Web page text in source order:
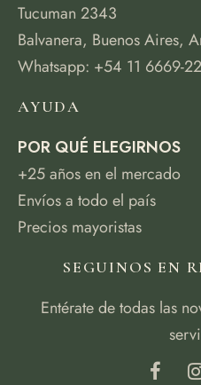
Tucuman 2343
Balvanera, Buenos Aires,
Whatsapp: +54 11 6669-
AYUDA
POR QUÉ ELEGIRNOS
+25 años en el mercado
Envíos a todo el país
Precios mayoristas
SEGUINOS EN
Entérate de todas las